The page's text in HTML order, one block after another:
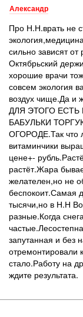
Александр
Про Н.Н.врать не
сильно зависят
Октябрьский
хорошие врачи
совсем экология
воздух чище.Да
ДЛЯ ЭТОГО
БАБУЛЬКИ
ОГОРОДЕ.Так что
витаминчики
цене+-
растёт.Жара
желателен,но не
беспокоит.Самая
тысячи,но в Н.Н
разные.Когда
запутанная и без
стало.Работу на
ждите результата.